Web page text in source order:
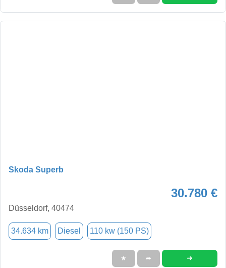
Skoda Superb
30.780 €
Düsseldorf, 40474
34.634 km Diesel 110 kw (150 PS)
★ ➦ ➜